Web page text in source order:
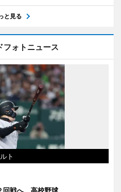
と見る
フォトニュース
ト